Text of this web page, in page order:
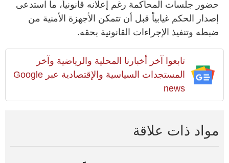
حضور جلسات المحاكمة رغم إعلانه قانونياً، ما استدعى
إصدار الحكم غيابياً قبل أن تتمكن الأجهزة الأمنية من
ضبطه وتنفيذ الإجراءات القانونية بحقه.
تابعوا آخر أخبارنا المحلية والرياضية وآخر
المستجدات السياسية والإقتصادية عبر Google
news
مواد ذات علاقة